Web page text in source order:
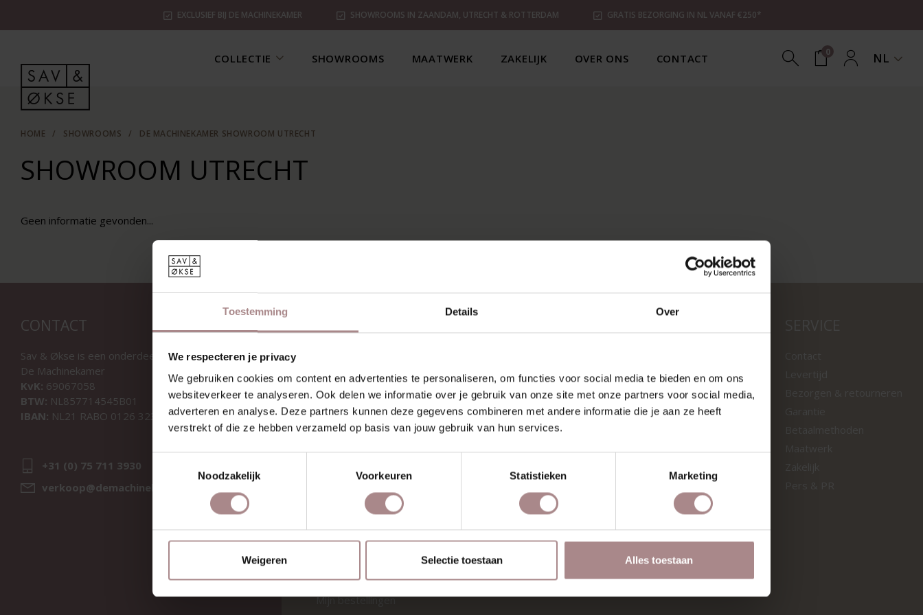
Toestemming Details Over
We respecteren je privacy
We gebruiken cookies om content en advertenties te personaliseren, om functies voor social media te bieden en om ons
websiteverkeer te analyseren. Ook delen we informatie over je gebruik van onze site met onze partners voor social media,
adverteren en analyse. Deze partners kunnen deze gegevens combineren met andere informatie die je aan ze heeft
verstrekt of die ze hebben verzameld op basis van jouw gebruik van hun services.
Noodzakelijk
Voorkeuren Statistieken Marketing
Weigeren Selectie toestaan Alles toestaan
EXCLUSIEF BIJ DE MACHINEKAMER SHOWROOMS IN ZAANDAM, UTRECHT & ROTTERDAM GRATIS BEZORGING IN NL VANAF €250*
COLLECTIE SHOWROOMS MAATWERK ZAKELIJK OVER ONS CONTACT 0 NL
HOME / SHOWROOMS / DE MACHINEKAMER SHOWROOM UTRECHT
SHOWROOM UTRECHT
Geen informatie gevonden...
CONTACT
Sav & Økse is een onderdeel van
De Machinekamer
KvK: 69067058
BTW: NL857714545B01
IBAN: NL21 RABO 0126 3237 47
+31 (0) 75 711 3930
verkoop@demachinekamer.nl
SHOWROOMS
Utrecht
Rotterdam
Onderhoud tafels
Fenix- en houtstalen
Stofstalen banken
Stofstalen stoelen
Blog
Shop the look
Registreren
Mijn bestellingen